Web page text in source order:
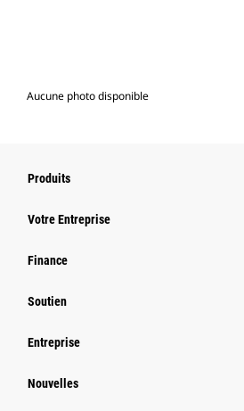
Aucune photo disponible
Produits
Votre Entreprise
Finance
Soutien
Entreprise
Nouvelles